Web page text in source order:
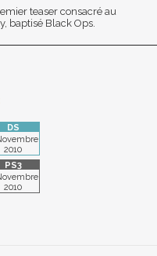
teaser consacré au
baptisé Black Ops.
2010
2010